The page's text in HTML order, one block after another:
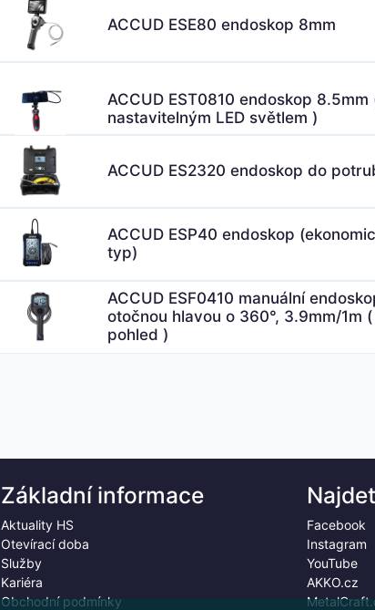
ACCUD ESE80 endoskop 8mm
ACCUD EST0810 endoskop 8.5mm
nastavitelným LED světlem )
ACCUD ES2320 endoskop do
ACCUD ESP40 endoskop
typ)
ACCUD ESF0410 manuální
otočnou hlavou o 360°, 3.9mm/1m
pohled )
Základní informace
Aktuality HS
Otevírací doba
Služby
Kariéra
Obchodní podmínky
Facebook
Instagram
YouTube
AKKO.cz